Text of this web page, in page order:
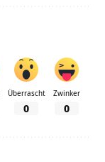
Überrascht
0
Zwinker
0